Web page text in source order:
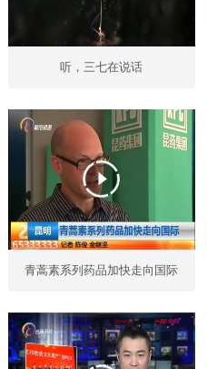
听，三七在说话
青蒿素系列药品加快走向国际